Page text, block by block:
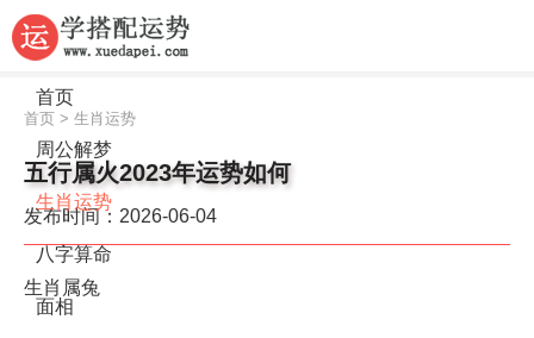
首页
周公解梦
生肖运势
八字算命
面相
首页 > 生肖运势
五行属火2023年运势如何
发布时间：2026-06-04
生肖属兔